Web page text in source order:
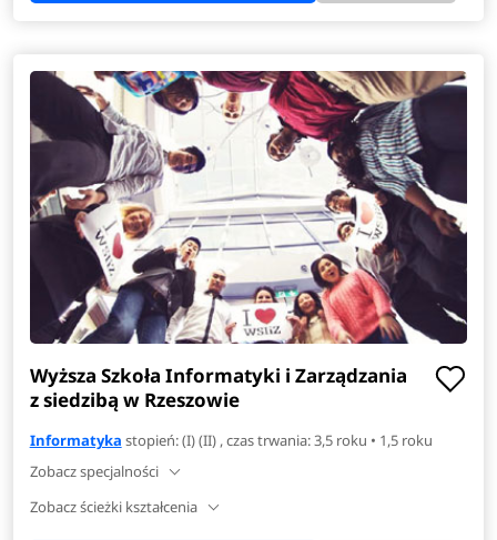
Wyższa Szkoła Informatyki i Zarządzania
z siedzibą w Rzeszowie
Informatyka stopień: (I) (II) , czas trwania: 3,5 roku • 1,5 roku
Zobacz specjalności
Zobacz ścieżki kształcenia